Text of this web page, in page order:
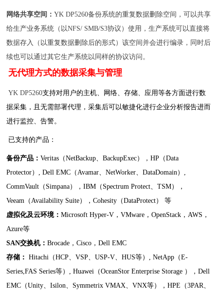
网络共享空间：YK DP5260备份系统的重复数据删除空间，可以共享
给生产业务系统（以NFS/ SMB/S3协议）使用，生产系统可以直接将
数据存入（以重复数据删除后的形式）该空间并会进行编录，同时后
续也可以通过其它生产系统以同样的协议访问。
无代理方式的数据采集与管理
YK DP5260支持对用户的主机、网络、存储、应用等各方面进行数
据采集，且无需部署代理，采集后可以敏捷化进行企业分析报告进而
进行监控、告警。
已支持的产品：
备份产品：Veritas （NetBackup、BackupExec），HP （Data
Protector） , Dell EMC （Avamar、NetWorker、DataDomain） ,
CommVault （ Simpana），IBM （ Spectrum Protect、TSM），
Veeam （Availability Suite），Cohesity （DataProtect） 等
虚拟化及云环境：Microsoft Hyper-V ，VMware ，OpenStack ，AWS ，
Azure等
SAN交换机：Brocade ，Cisco ，Dell EMC
存储： Hitachi （HCP、VSP、USP-V、HUS等） , NetApp （E-
Series,FAS Series等） , Huawei （OceanStor Enterprise Storage ），Dell
EMC （Unity、Isilon、 Symmetrix VMAX、VNX等），HPE （3PAR、